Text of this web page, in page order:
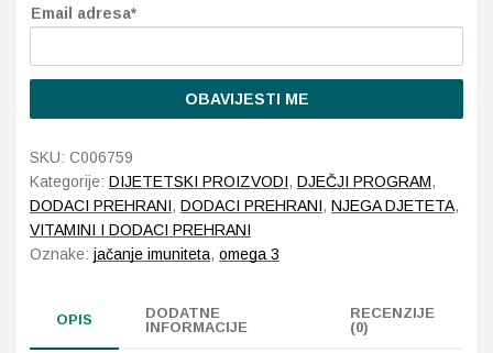
Uho, grlo, nos
Email adresa*
OBAVIJESTI ME
SKU: C006759
Kategorije: DIJETETSKI PROIZVODI, DJEČJI PROGRAM,
DODACI PREHRANI, DODACI PREHRANI, NJEGA DJETETA,
VITAMINI I DODACI PREHRANI
Oznake: jačanje imuniteta, omega 3
OPIS
DODATNE
INFORMACIJE
RECENZIJE
(0)